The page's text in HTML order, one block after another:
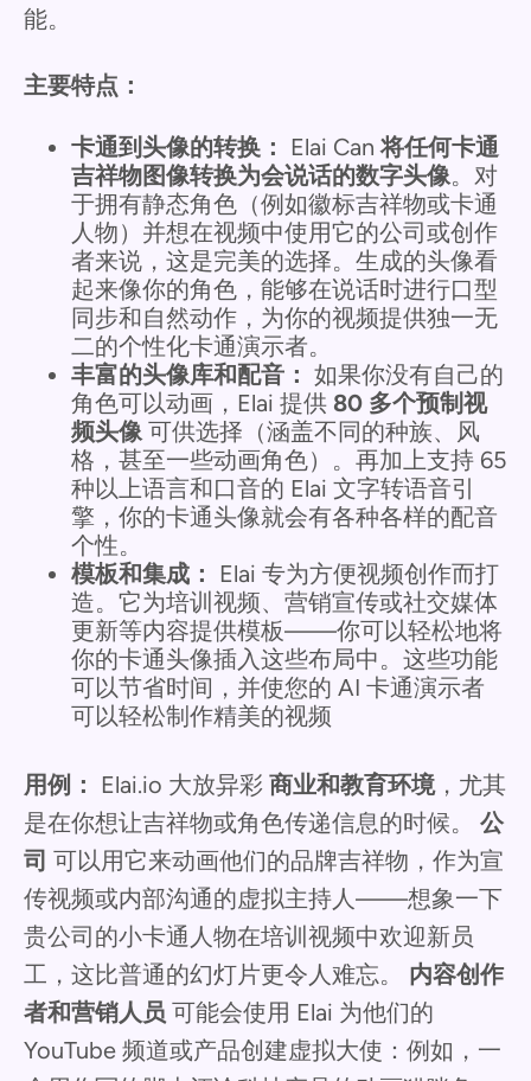
能。
主要特点：
卡通到头像的转换： Elai Can将任何卡通
吉祥物图像转换为会说话的数字头像。对
于拥有静态角色（例如徽标吉祥物或卡通
人物）并想在视频中使用它的公司或创作
者来说，这是完美的选择。生成的头像看
起来像你的角色，能够在说话时进行口型
同步和自然动作，为你的视频提供独一无
二的个性化卡通演示者。
丰富的头像库和配音： 如果你没有自己的
角色可以动画，Elai 提供 80 多个预制视
频头像可供选择（涵盖不同的种族、风
格，甚至一些动画角色）。再加上支持 65
种以上语言和口音的 Elai 文字转语音引
擎，你的卡通头像就会有各种各样的配音
个性。
模板和集成： Elai 专为方便视频创作而打
造。它为培训视频、营销宣传或社交媒体
更新等内容提供模板——你可以轻松地将
你的卡通头像插入这些布局中。这些功能
可以节省时间，并使您的 AI 卡通演示者
可以轻松制作精美的视频
用例： Elai.io 大放异彩 商业和教育环境，尤其
是在你想让吉祥物或角色传递信息的时候。 公
司 可以用它来动画他们的品牌吉祥物，作为宣
传视频或内部沟通的虚拟主持人——想象一下
贵公司的小卡通人物在培训视频中欢迎新员
工，这比普通的幻灯片更令人难忘。 内容创作
者和营销人员 可能会使用 Elai 为他们的
YouTube 频道或产品创建虚拟大使：例如，一